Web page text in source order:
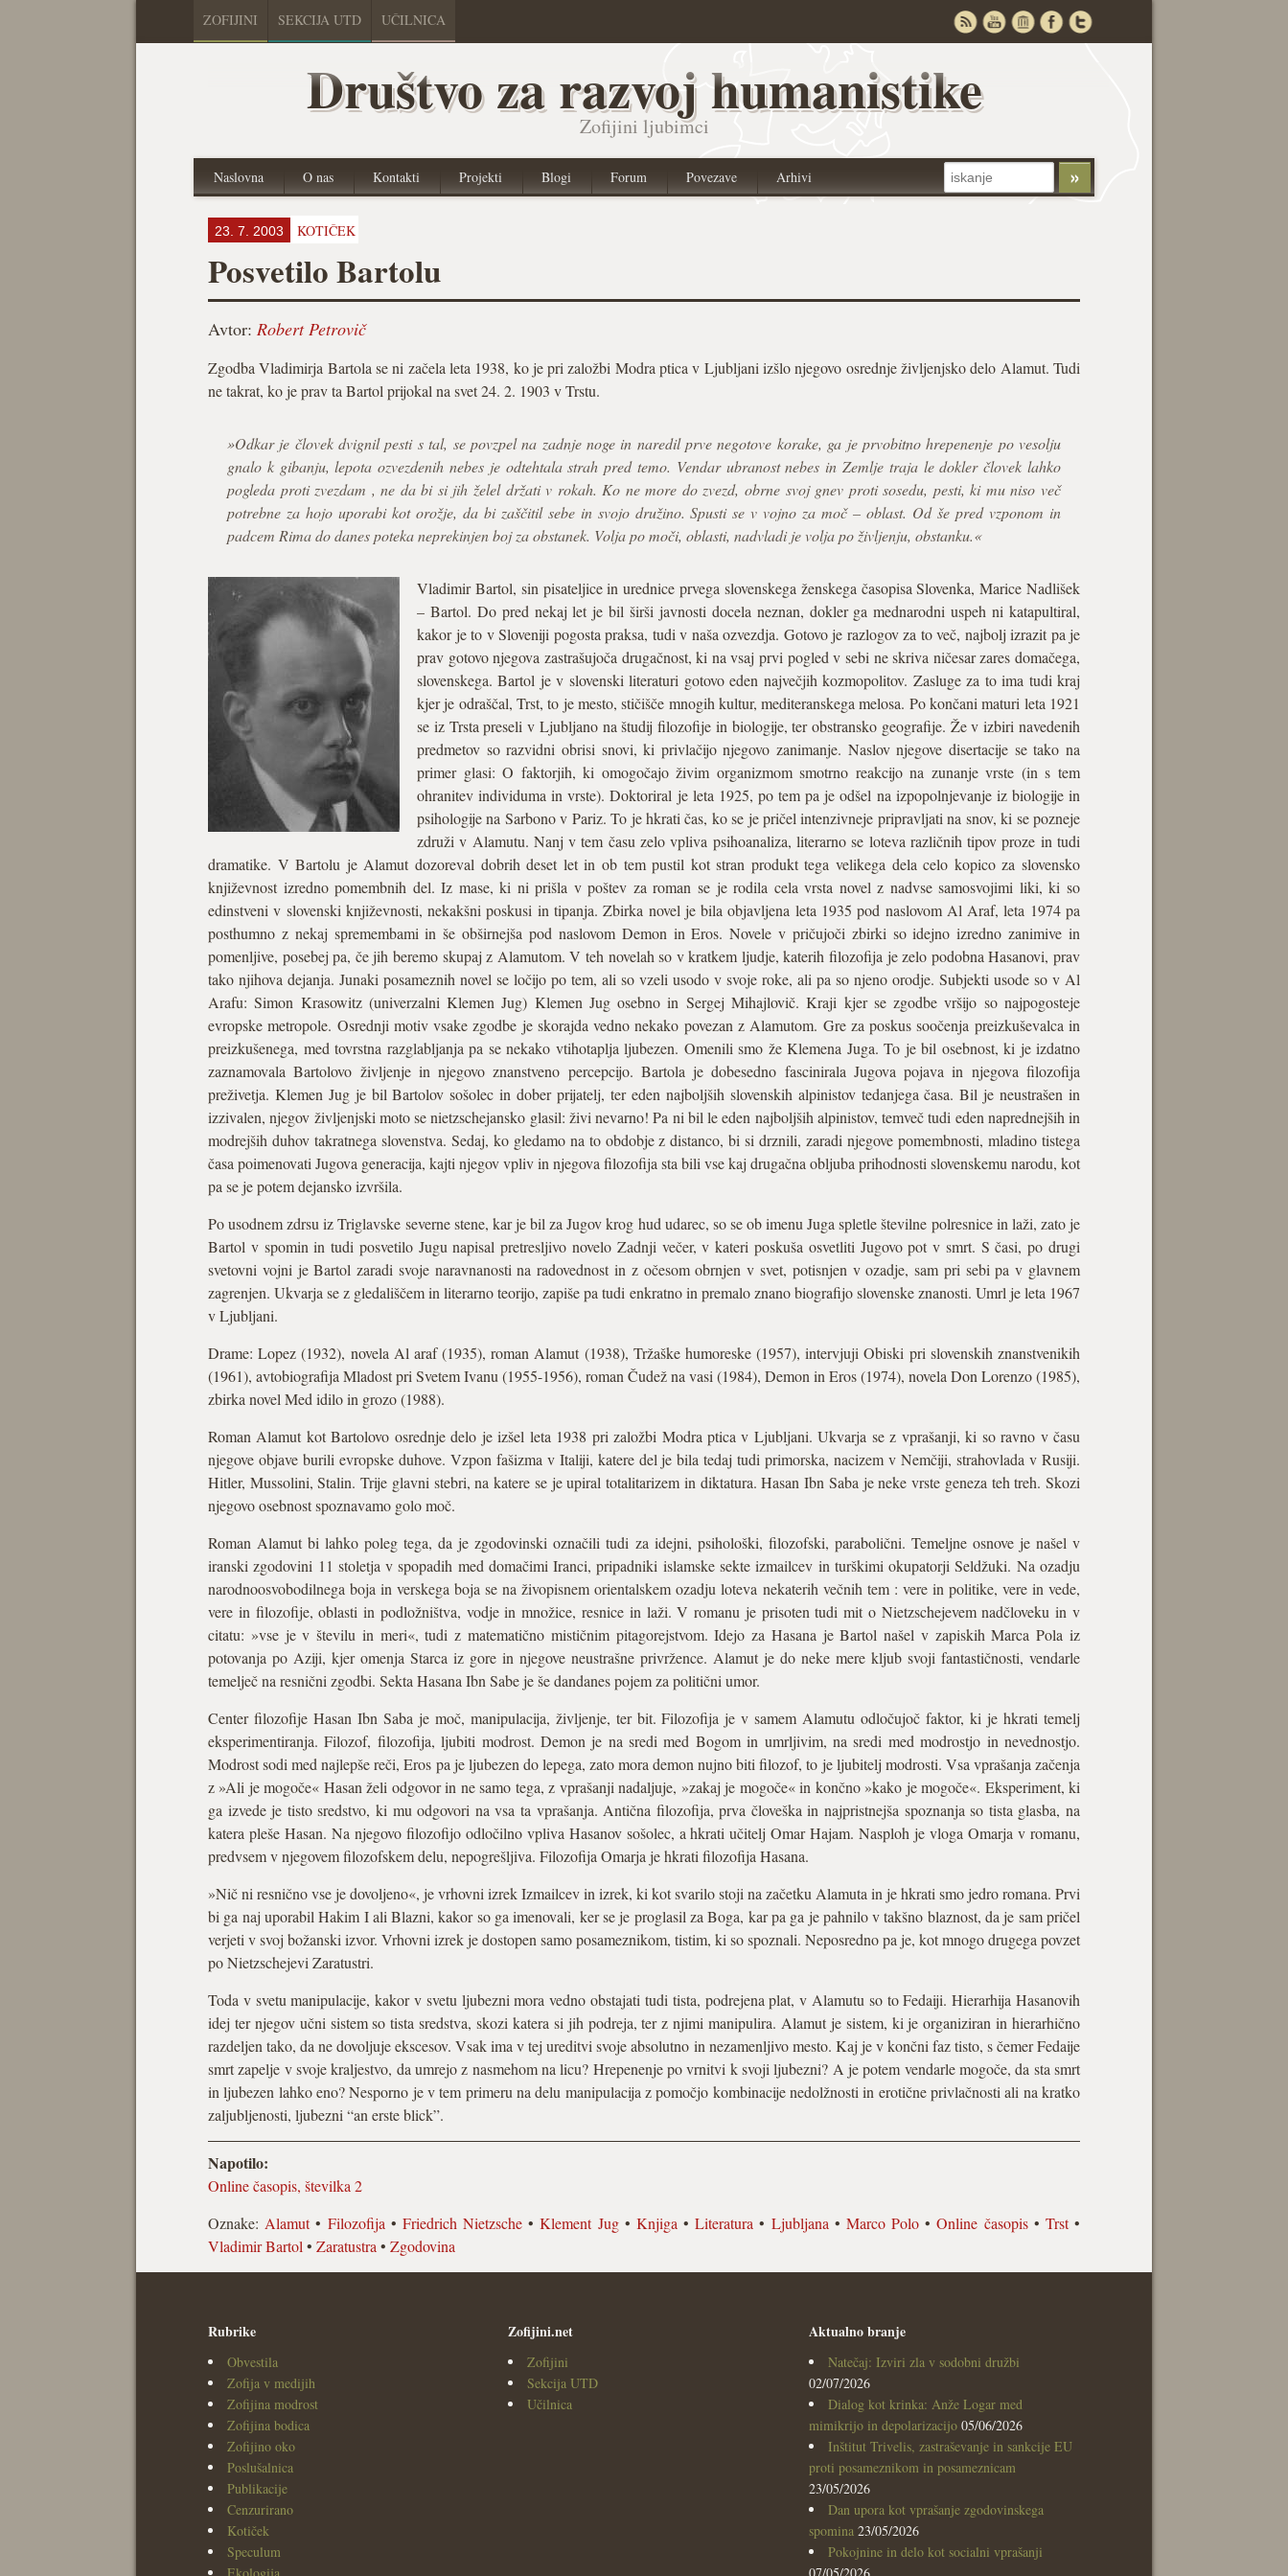
ZOFIJINI SEKCIJA UTD UČILNICA
Društvo za razvoj humanistike
Zofijini ljubimci
Naslovna O nas Kontakti Projekti Blogi Forum Povezave Arhivi
23. 7. 2003 KOTIČEK
Posvetilo Bartolu
Avtor: Robert Petrovič
Zgodba Vladimirja Bartola se ni začela leta 1938, ko je pri založbi Modra ptica v Ljubljani izšlo njegovo osrednje življenjsko delo Alamut. Tudi
ne takrat, ko je prav ta Bartol prijokal na svet 24. 2. 1903 v Trstu.
»Odkar je človek dvignil pesti s tal, se povzpel na zadnje noge in naredil prve negotove korake, ga je prvobitno hrepenenje po vesolju
gnalo k gibanju, lepota ozvezdenih nebes je odtehtala strah pred temo. Vendar ubranost nebes in Zemlje traja le dokler človek lahko
pogleda proti zvezdam , ne da bi si jih želel držati v rokah. Ko ne more do zvezd, obrne svoj gnev proti sosedu, pesti, ki mu niso več
potrebne za hojo uporabi kot orožje, da bi zaščitil sebe in svojo družino. Spusti se v vojno za moč – oblast. Od še pred vzponom in
padcem Rima do danes poteka neprekinjen boj za obstanek. Volja po moči, oblasti, nadvladi je volja po življenju, obstanku.«
Vladimir Bartol, sin pisateljice in urednice prvega slovenskega ženskega časopisa Slovenka, Marice Nadlišek
– Bartol. Do pred nekaj let je bil širši javnosti docela neznan, dokler ga mednarodni uspeh ni katapultiral,
kakor je to v Sloveniji pogosta praksa, tudi v naša ozvezdja. Gotovo je razlogov za to več, najbolj izrazit pa je
prav gotovo njegova zastrašujoča drugačnost, ki na vsaj prvi pogled v sebi ne skriva ničesar zares domačega,
slovenskega. Bartol je v slovenski literaturi gotovo eden največjih kozmopolitov. Zasluge za to ima tudi kraj
kjer je odraščal, Trst, to je mesto, stičišče mnogih kultur, mediteranskega melosa. Po končani maturi leta 1921
se iz Trsta preseli v Ljubljano na študij filozofije in biologije, ter obstransko geografije. Že v izbiri navedenih
predmetov so razvidni obrisi snovi, ki privlačijo njegovo zanimanje. Naslov njegove disertacije se tako na
primer glasi: O faktorjih, ki omogočajo živim organizmom smotrno reakcijo na zunanje vrste (in s tem
ohranitev individuma in vrste). Doktoriral je leta 1925, po tem pa je odšel na izpopolnjevanje iz biologije in
psihologije na Sarbono v Pariz. To je hkrati čas, ko se je pričel intenzivneje pripravljati na snov, ki se pozneje
združi v Alamutu. Nanj v tem času zelo vpliva psihoanaliza, literarno se loteva različnih tipov proze in tudi
dramatike. V Bartolu je Alamut dozoreval dobrih deset let in ob tem pustil kot stran produkt tega velikega dela celo kopico za slovensko
književnost izredno pomembnih del. Iz mase, ki ni prišla v poštev za roman se je rodila cela vrsta novel z nadvse samosvojimi liki, ki so
edinstveni v slovenski književnosti, nekakšni poskusi in tipanja. Zbirka novel je bila objavljena leta 1935 pod naslovom Al Araf, leta 1974 pa
posthumno z nekaj spremembami in še obširnejša pod naslovom Demon in Eros. Novele v pričujoči zbirki so idejno izredno zanimive in
pomenljive, posebej pa, če jih beremo skupaj z Alamutom. V teh novelah so v kratkem ljudje, katerih filozofija je zelo podobna Hasanovi, prav
tako njihova dejanja. Junaki posameznih novel se ločijo po tem, ali so vzeli usodo v svoje roke, ali pa so njeno orodje. Subjekti usode so v Al
Arafu: Simon Krasowitz (univerzalni Klemen Jug) Klemen Jug osebno in Sergej Mihajlovič. Kraji kjer se zgodbe vršijo so najpogosteje
evropske metropole. Osrednji motiv vsake zgodbe je skorajda vedno nekako povezan z Alamutom. Gre za poskus soočenja preizkuševalca in
preizkušenega, med tovrstna razglabljanja pa se nekako vtihotaplja ljubezen. Omenili smo že Klemena Juga. To je bil osebnost, ki je izdatno
zaznamovala Bartolovo življenje in njegovo znanstveno percepcijo. Bartola je dobesedno fascinirala Jugova pojava in njegova filozofija
preživetja. Klemen Jug je bil Bartolov sošolec in dober prijatelj, ter eden najboljših slovenskih alpinistov tedanjega časa. Bil je neustrašen in
izzivalen, njegov življenjski moto se nietzschejansko glasil: živi nevarno! Pa ni bil le eden najboljših alpinistov, temveč tudi eden naprednejših in
modrejših duhov takratnega slovenstva. Sedaj, ko gledamo na to obdobje z distanco, bi si drznili, zaradi njegove pomembnosti, mladino tistega
časa poimenovati Jugova generacija, kajti njegov vpliv in njegova filozofija sta bili vse kaj drugačna obljuba prihodnosti slovenskemu narodu, kot
pa se je potem dejansko izvršila.
Po usodnem zdrsu iz Triglavske severne stene, kar je bil za Jugov krog hud udarec, so se ob imenu Juga spletle številne polresnice in laži, zato je
Bartol v spomin in tudi posvetilo Jugu napisal pretresljivo novelo Zadnji večer, v kateri poskuša osvetliti Jugovo pot v smrt. S časi, po drugi
svetovni vojni je Bartol zaradi svoje naravnanosti na radovednost in z očesom obrnjen v svet, potisnjen v ozadje, sam pri sebi pa v glavnem
zagrenjen. Ukvarja se z gledališčem in literarno teorijo, zapiše pa tudi enkratno in premalo znano biografijo slovenske znanosti. Umrl je leta 1967
v Ljubljani.
Drame: Lopez (1932), novela Al araf (1935), roman Alamut (1938), Tržaške humoreske (1957), intervjuji Obiski pri slovenskih znanstvenikih
(1961), avtobiografija Mladost pri Svetem Ivanu (1955-1956), roman Čudež na vasi (1984), Demon in Eros (1974), novela Don Lorenzo (1985),
zbirka novel Med idilo in grozo (1988).
Roman Alamut kot Bartolovo osrednje delo je izšel leta 1938 pri založbi Modra ptica v Ljubljani. Ukvarja se z vprašanji, ki so ravno v času
njegove objave burili evropske duhove. Vzpon fašizma v Italiji, katere del je bila tedaj tudi primorska, nacizem v Nemčiji, strahovlada v Rusiji.
Hitler, Mussolini, Stalin. Trije glavni stebri, na katere se je upiral totalitarizem in diktatura. Hasan Ibn Saba je neke vrste geneza teh treh. Skozi
njegovo osebnost spoznavamo golo moč.
Roman Alamut bi lahko poleg tega, da je zgodovinski označili tudi za idejni, psihološki, filozofski, parabolični. Temeljne osnove je našel v
iranski zgodovini 11 stoletja v spopadih med domačimi Iranci, pripadniki islamske sekte izmailcev in turškimi okupatorji Seldžuki. Na ozadju
narodnoosvobodilnega boja in verskega boja se na živopisnem orientalskem ozadju loteva nekaterih večnih tem : vere in politike, vere in vede,
vere in filozofije, oblasti in podložništva, vodje in množice, resnice in laži. V romanu je prisoten tudi mit o Nietzschejevem nadčloveku in v
citatu: »vse je v številu in meri«, tudi z matematično mističnim pitagorejstvom. Idejo za Hasana je Bartol našel v zapiskih Marca Pola iz
potovanja po Aziji, kjer omenja Starca iz gore in njegove neustrašne privržence. Alamut je do neke mere kljub svoji fantastičnosti, vendarle
temelječ na resnični zgodbi. Sekta Hasana Ibn Sabe je še dandanes pojem za politični umor.
Center filozofije Hasan Ibn Saba je moč, manipulacija, življenje, ter bit. Filozofija je v samem Alamutu odločujoč faktor, ki je hkrati temelj
eksperimentiranja. Filozof, filozofija, ljubiti modrost. Demon je na sredi med Bogom in umrljivim, na sredi med modrostjo in nevednostjo.
Modrost sodi med najlepše reči, Eros pa je ljubezen do lepega, zato mora demon nujno biti filozof, to je ljubitelj modrosti. Vsa vprašanja začenja
z »Ali je mogoče« Hasan želi odgovor in ne samo tega, z vprašanji nadaljuje, »zakaj je mogoče« in končno »kako je mogoče«. Eksperiment, ki
ga izvede je tisto sredstvo, ki mu odgovori na vsa ta vprašanja. Antična filozofija, prva človeška in najpristnejša spoznanja so tista glasba, na
katera pleše Hasan. Na njegovo filozofijo odločilno vpliva Hasanov sošolec, a hkrati učitelj Omar Hajam. Nasploh je vloga Omarja v romanu,
predvsem v njegovem filozofskem delu, nepogrešljiva. Filozofija Omarja je hkrati filozofija Hasana.
»Nič ni resnično vse je dovoljeno«, je vrhovni izrek Izmailcev in izrek, ki kot svarilo stoji na začetku Alamuta in je hkrati smo jedro romana. Prvi
bi ga naj uporabil Hakim I ali Blazni, kakor so ga imenovali, ker se je proglasil za Boga, kar pa ga je pahnilo v takšno blaznost, da je sam pričel
verjeti v svoj božanski izvor. Vrhovni izrek je dostopen samo posameznikom, tistim, ki so spoznali. Neposredno pa je, kot mnogo drugega povzet
po Nietzschejevi Zaratustri.
Toda v svetu manipulacije, kakor v svetu ljubezni mora vedno obstajati tudi tista, podrejena plat, v Alamutu so to Fedaiji. Hierarhija Hasanovih
idej ter njegov učni sistem so tista sredstva, skozi katera si jih podreja, ter z njimi manipulira. Alamut je sistem, ki je organiziran in hierarhično
razdeljen tako, da ne dovoljuje ekscesov. Vsak ima v tej ureditvi svoje absolutno in nezamenljivo mesto. Kaj je v končni faz tisto, s čemer Fedaije
smrt zapelje v svoje kraljestvo, da umrejo z nasmehom na licu? Hrepenenje po vrnitvi k svoji ljubezni? A je potem vendarle mogoče, da sta smrt
in ljubezen lahko eno? Nesporno je v tem primeru na delu manipulacija z pomočjo kombinacije nedolžnosti in erotične privlačnosti ali na kratko
zaljubljenosti, ljubezni “an erste blick”.
Napotilo:
Online časopis, številka 2
Oznake: Alamut• Filozofija • Friedrich Nietzsche •Klement Jug• Knjiga •Literatura • Ljubljana • Marco Polo •Online časopis• Trst•
Vladimir Bartol • Zaratustra • Zgodovina
Rubrike
Obvestila
Zofija v medijih
Zofijina modrost
Zofijina bodica
Zofijino oko
Poslušalnica
Publikacije
Cenzurirano
Kotiček
Speculum
Zofijini.net
Zofijini
Sekcija UTD
Učilnica
Aktualno branje
Natečaj: Izviri zla v sodobni družbi
02/07/2026
Dialog kot krinka: Anže Logar med
mimikrijo in depolarizacijo 05/06/2026
Inštitut Trivelis, zastraševanje in sankcije EU
proti posameznikom in posameznicam
23/05/2026
Dan upora kot vprašanje zgodovinskega
spomina 23/05/2026
Pokojnine in delo kot socialni vprašanji